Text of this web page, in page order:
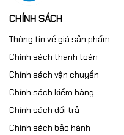
CHÍNH SÁCH
Thông tin về giá sản phẩm
Chính sách thanh toán
Chính sách vận chuyển
Chính sách kiểm hàng
Chính sách đổi trả
Chính sách bảo hành